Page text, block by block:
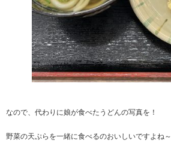
なので、代わりに娘が食べたうどんの写真を！
野菜の天ぷらを一緒に食べるのおいしいですよね～